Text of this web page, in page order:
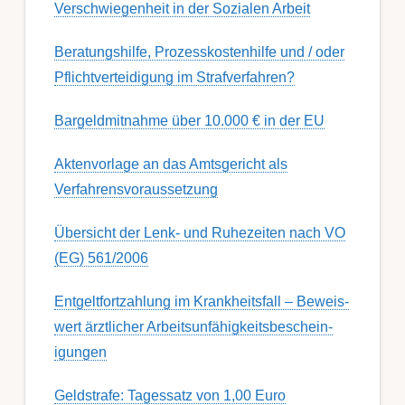
Ver­schwieg­en­heit in der Soz­ial­en Ar­beit
Berat­ungs­hil­fe, Pro­zess­kost­en­hilfe und / oder
Pflicht­ver­teidig­ung im Strafverfahren?
Bargeldmitnahme über 10.000 € in der EU
Aktenvorlage an das Amtsgericht als
Verfahrensvoraussetzung
Übersicht der Lenk- und Ruhezeiten nach VO
(EG) 561/2006
Ent­gelt­fort­zahl­ung im Krank­heits­fall – Be­weis­
wert ärzt­lich­er Ar­beits­un­fähig­keits­be­schein­
igung­en
Geldstrafe: Tagessatz von 1,00 Euro